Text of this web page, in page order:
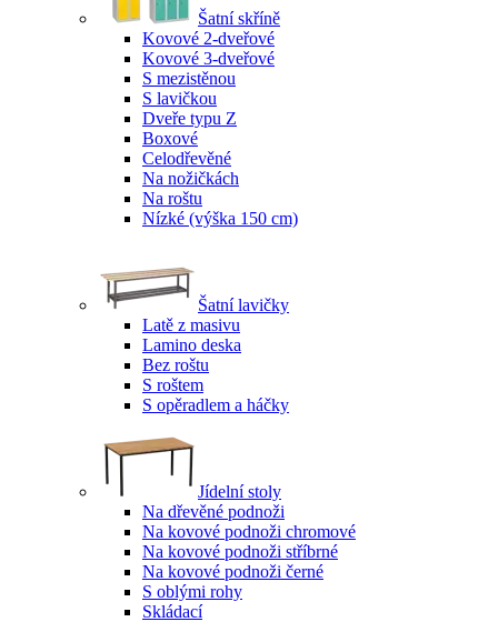
Šatní skříně
Kovové 2-dveřové
Kovové 3-dveřové
S mezistěnou
S lavičkou
Dveře typu Z
Boxové
Celodřevěné
Na nožičkách
Na roštu
Nízké (výška 150 cm)
Šatní lavičky
Latě z masivu
Lamino deska
Bez roštu
S roštem
S opěradlem a háčky
Jídelní stoly
Na dřevěné podnoži
Na kovové podnoži chromové
Na kovové podnoži stříbrné
Na kovové podnoži černé
S oblými rohy
Skládací